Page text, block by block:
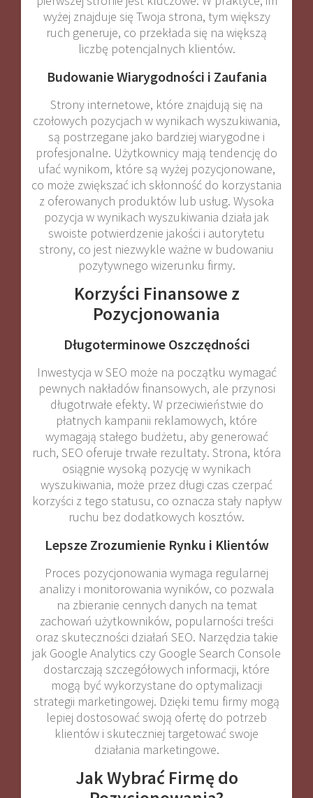
wyżej znajduje się Twoja strona, tym większy
ruch generuje, co przekłada się na większą
liczbę potencjalnych klientów.
Budowanie Wiarygodności i Zaufania
Strony internetowe, które znajdują się na
czołowych pozycjach w wynikach wyszukiwania,
są postrzegane jako bardziej wiarygodne i
profesjonalne. Użytkownicy mają tendencję do
ufać wynikom, które są wyżej pozycjonowane,
co może zwiększać ich skłonność do korzystania
z oferowanych produktów lub usług. Wysoka
pozycja w wynikach wyszukiwania działa jak
swoiste potwierdzenie jakości i autorytetu
strony, co jest niezwykle ważne w budowaniu
pozytywnego wizerunku firmy.
Korzyści Finansowe z
Pozycjonowania
Długoterminowe Oszczędności
Inwestycja w SEO może na początku wymagać
pewnych nakładów finansowych, ale przynosi
długotrwałe efekty. W przeciwieństwie do
płatnych kampanii reklamowych, które
wymagają stałego budżetu, aby generować
ruch, SEO oferuje trwałe rezultaty. Strona, która
osiągnie wysoką pozycję w wynikach
wyszukiwania, może przez długi czas czerpać
korzyści z tego statusu, co oznacza stały napływ
ruchu bez dodatkowych kosztów.
Lepsze Zrozumienie Rynku i Klientów
Proces pozycjonowania wymaga regularnej
analizy i monitorowania wyników, co pozwala
na zbieranie cennych danych na temat
zachowań użytkowników, popularności treści
oraz skuteczności działań SEO. Narzędzia takie
jak Google Analytics czy Google Search Console
dostarczają szczegółowych informacji, które
mogą być wykorzystane do optymalizacji
strategii marketingowej. Dzięki temu firmy mogą
lepiej dostosować swoją ofertę do potrzeb
klientów i skuteczniej targetować swoje
działania marketingowe.
Jak Wybrać Firmę do